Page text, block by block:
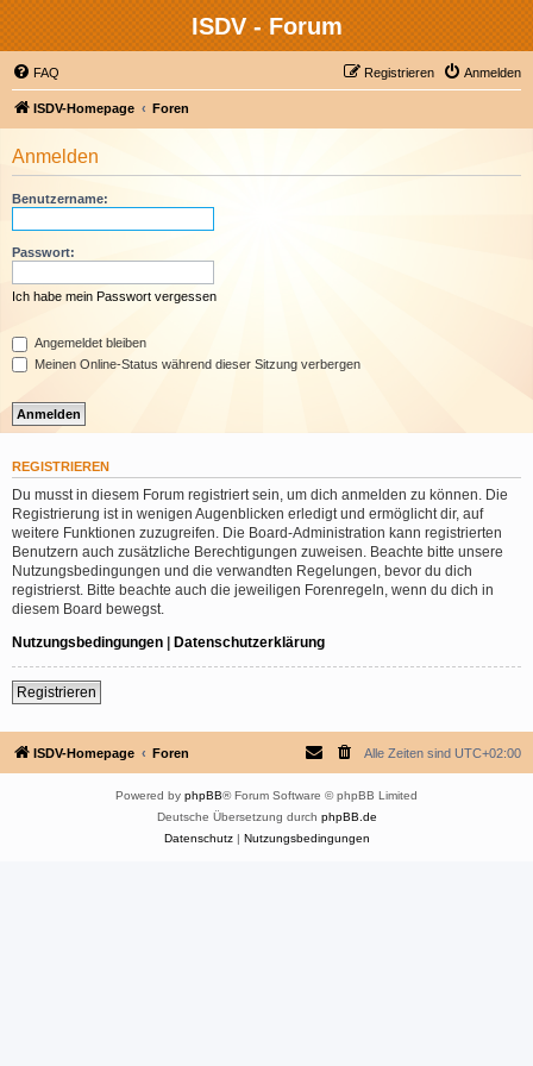
ISDV - Forum
FAQ Anmelden
Registrieren
ISDV-Homepage Foren
Anmelden
Benutzername:
Passwort:
Ich habe mein Passwort vergessen
Angemeldet bleiben
Meinen Online-Status während dieser Sitzung verbergen
REGISTRIEREN
Du musst in diesem Forum registriert sein, um dich anmelden zu können. Die
Registrierung ist in wenigen Augenblicken erledigt und ermöglicht dir, auf
weitere Funktionen zuzugreifen. Die Board-Administration kann registrierten
Benutzern auch zusätzliche Berechtigungen zuweisen. Beachte bitte unsere
Nutzungsbedingungen und die verwandten Regelungen, bevor du dich
registrierst. Bitte beachte auch die jeweiligen Forenregeln, wenn du dich in
diesem Board bewegst.
Nutzungsbedingungen | Datenschutzerklärung
Registrieren
ISDV-Homepage Foren Alle Zeiten sind UTC+02:00
Powered by phpBB® Forum Software © phpBB Limited
Deutsche Übersetzung durch phpBB.de
Datenschutz| Nutzungsbedingungen